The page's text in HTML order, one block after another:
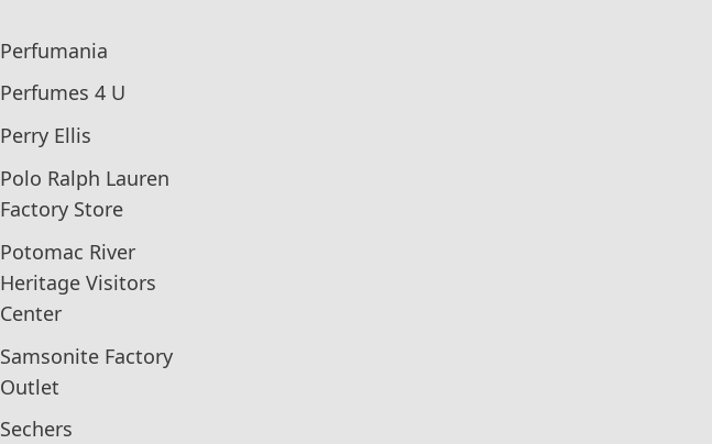
Perfumania
Perfumes 4 U
Perry Ellis
Polo Ralph Lauren
Factory Store
Potomac River
Heritage Visitors
Center
Samsonite Factory
Outlet
Sechers